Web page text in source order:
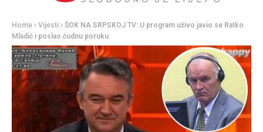
Home Vijesti
ŠOK NA SRPSKOJ TV: U program uživo javio se Ratko
Mladić i poslao čudnu poruku